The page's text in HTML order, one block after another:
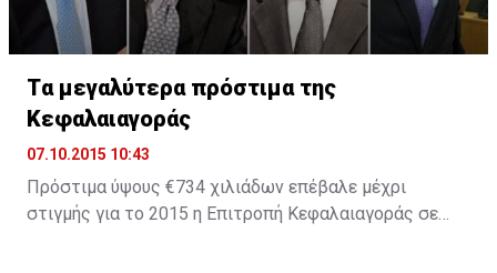
Tα μεγαλύτερα πρόστιμα της
Κεφαλαιαγοράς
07.10.2015 10:43
Πρόστιμα ύψους €734 χιλιάδων επέβαλε μέχρι
στιγμής για το 2015 η Επιτροπή Κεφαλαιαγοράς σε